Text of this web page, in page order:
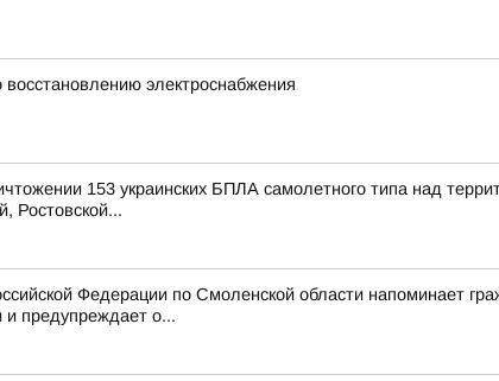
электроснабжения
153 украинских БПЛА самолетного типа над
Ростовской...
Федерации по Смоленской области напоминает
и предупреждает о...